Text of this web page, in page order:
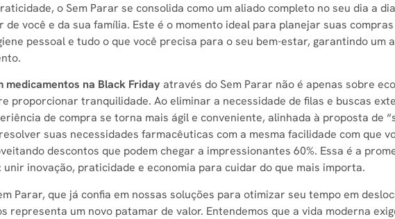
o Sem Parar se consolida como um aliado completo no seu dia a
você e da sua família. Este é o momento ideal para planejar suas
pessoal e tudo o que você precisa para o seu bem-estar, garantindo um
medicamentos na Black Friday através do Sem Parar não é apenas sobre
proporcionar tranquilidade. Ao eliminar a necessidade de filas e buscas
de compra se torna mais ágil e conveniente, alinhada à proposta de
suas necessidades farmacêuticas com a mesma facilidade com que
descontos que podem chegar a impressionantes 60%. Essa é a
: unir inovação, praticidade e economia para cuidar do que mais importa.
Parar, que já confia em nossas soluções para otimizar seu tempo em
representa um novo patamar de valor. Entendemos que a vida moderna